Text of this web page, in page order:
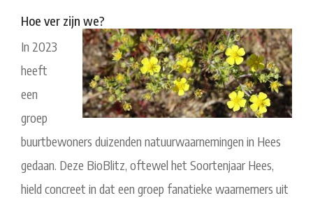
Hoe ver zijn we?
In 2023
heeft
een
groep
buurtbewoners duizenden natuurwaarnemingen in Hees
gedaan. Deze BioBlitz, oftewel het Soortenjaar Hees,
hield concreet in dat een groep fanatieke waarnemers uit